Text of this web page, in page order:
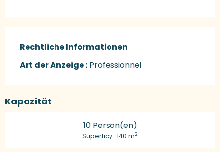
Rechtliche Informationen
Rechtliche Informationen
Art der Anzeige : Professionnel
Kapazität
10 Person(en)
Superficy : 140 m2